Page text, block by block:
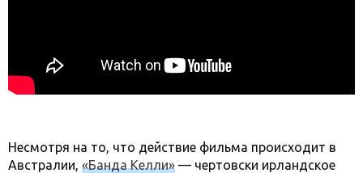
Несмотря на то, что действие фильма происходит в
Австралии, «Банда Келли» — чертовски ирландское